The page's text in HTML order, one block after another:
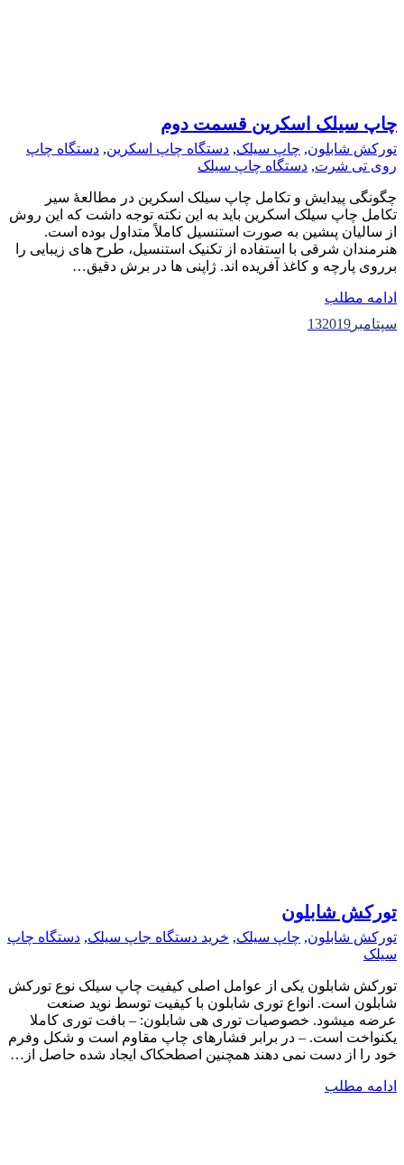
چاپ سیلک اسکرین قسمت دوم
تورکش شابلون, چاپ سیلک, دستگاه چاپ اسکرین, دستگاه چاپ
روی تی شرت, دستگاه چاپ سیلک
چگونگى پیدایش و تکامل چاپ سیلک اسکرین در مطالعهٔ سیر
تکامل چاپ سیلک اسکرین باید به این نکته توجه داشت که این روش
از سالیان پىشین به صورت استنسیل کاملاً متداول بوده است.
هنرمندان شرقى با استفاده از تکنیک استنسیل، طرح هاى زیبایى را
برروى پارچه و کاغذ آفریده اند. ژاپنى ها در برش دقیق…
ادامه مطلب
سپتامبر
132019
تورکش شابلون
تورکش شابلون, چاپ سیلک, خرید دستگاه جاپ سیلک, دستگاه چاپ
سیلک
تورکش شابلون یکی از عوامل اصلی کیفیت چاپ سیلک نوع تورکش
شابلون است. انواع توری شابلون با کیفیت توسط نوید صنعت
عرضه میشود. خصوصیات توری هی شابلون: – بافت توری کاملا
یکنواخت است. – در برابر فشارهای چاپ مقاوم است و شکل وفرم
خود را از دست نمی دهند همچنین اصطحکاک ایجاد شده حاصل از…
ادامه مطلب